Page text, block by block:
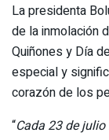
La presidenta
de la inmolación
Quiñones y Día
especial y
corazón de los
“Cada 23 de